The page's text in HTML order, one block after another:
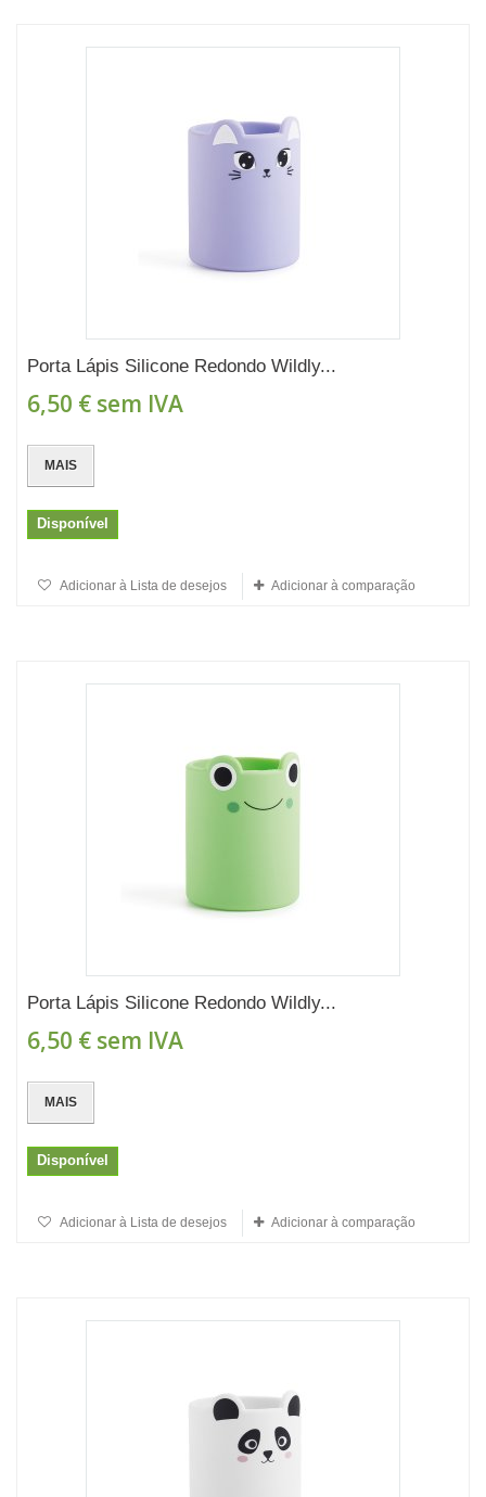
Porta Lápis Silicone Redondo Wildly...
6,50 € sem IVA
MAIS
Disponível
Adicionar à Lista de desejos Adicionar à comparação
Porta Lápis Silicone Redondo Wildly...
6,50 € sem IVA
MAIS
Disponível
Adicionar à Lista de desejos Adicionar à comparação